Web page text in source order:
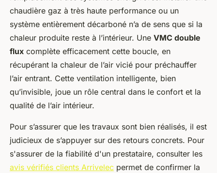
chaudière gaz à très haute performance ou un
système entièrement décarboné n’a de sens que si la
chaleur produite reste à l’intérieur. Une VMC double
flux complète efficacement cette boucle, en
récupérant la chaleur de l’air vicié pour préchauffer
l’air entrant. Cette ventilation intelligente, bien
qu’invisible, joue un rôle central dans le confort et la
qualité de l’air intérieur.
Pour s’assurer que les travaux sont bien réalisés, il est
judicieux de s’appuyer sur des retours concrets. Pour
s'assurer de la fiabilité d'un prestataire, consulter les
avis vérifiés clients Arrivelec permet de confirmer la